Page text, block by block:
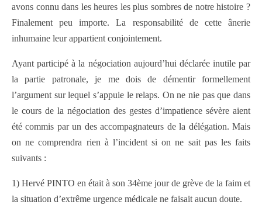
avons connu dans les heures les plus sombres de notre histoire ?
Finalement peu importe. La responsabilité de cette ânerie
inhumaine leur appartient conjointement.
Ayant participé à la négociation aujourd’hui déclarée inutile par
la partie patronale, je me dois de démentir formellement
l’argument sur lequel s’appuie le relaps. On ne nie pas que dans
le cours de la négociation des gestes d’impatience sévère aient
été commis par un des accompagnateurs de la délégation. Mais
on ne comprendra rien à l’incident si on ne sait pas les faits
suivants :
1) Hervé PINTO en était à son 34ème jour de grève de la faim et
la situation d’extrême urgence médicale ne faisait aucun doute.